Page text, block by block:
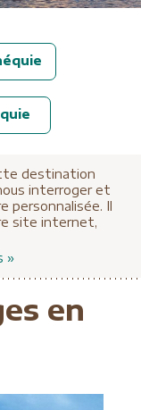
destination
interroger et
personnalisée. Il
site internet,
»
en